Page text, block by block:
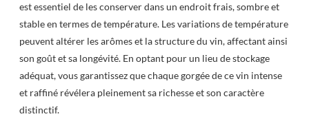
est essentiel de les conserver dans un endroit frais, sombre et
stable en termes de température. Les variations de température
peuvent altérer les arômes et la structure du vin, affectant ainsi
son goût et sa longévité. En optant pour un lieu de stockage
adéquat, vous garantissez que chaque gorgée de ce vin intense
et raffiné révélera pleinement sa richesse et son caractère
distinctif.